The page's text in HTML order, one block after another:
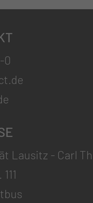
0
Lausitz - Carl